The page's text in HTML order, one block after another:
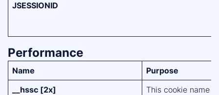
JSESSIONID
Performance
Name
Purpose
__hssc [2x]
This cookie name